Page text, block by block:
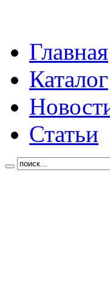
Главная
Каталог
Статьи